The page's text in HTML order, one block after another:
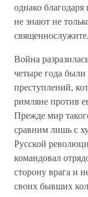
однако
не знают не
Война
четыре года
преступлений,
римляне против
Прежде мир
сравним лишь с
Русской
командовал
сторону врага и
своих бывших